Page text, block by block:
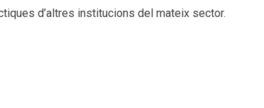
d’altres institucions del mateix sector.